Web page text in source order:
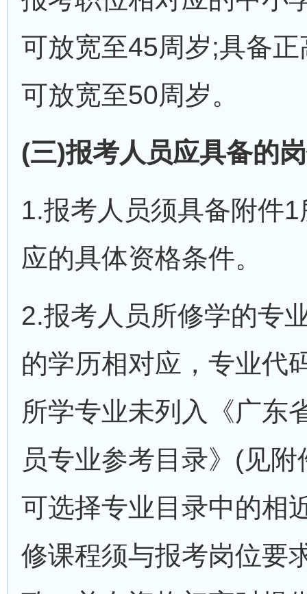
可放宽至45周岁;具备
可放宽至50周岁。
(三)报考人员应具备的
1.报考人员须具备附件
应的具体资格条件。
2.报考人员所修学的专
的学历相对应，专业代
所学专业未列入《广东
员专业参考目录》(见
可选择专业目录中的相
修课程须与报考岗位要